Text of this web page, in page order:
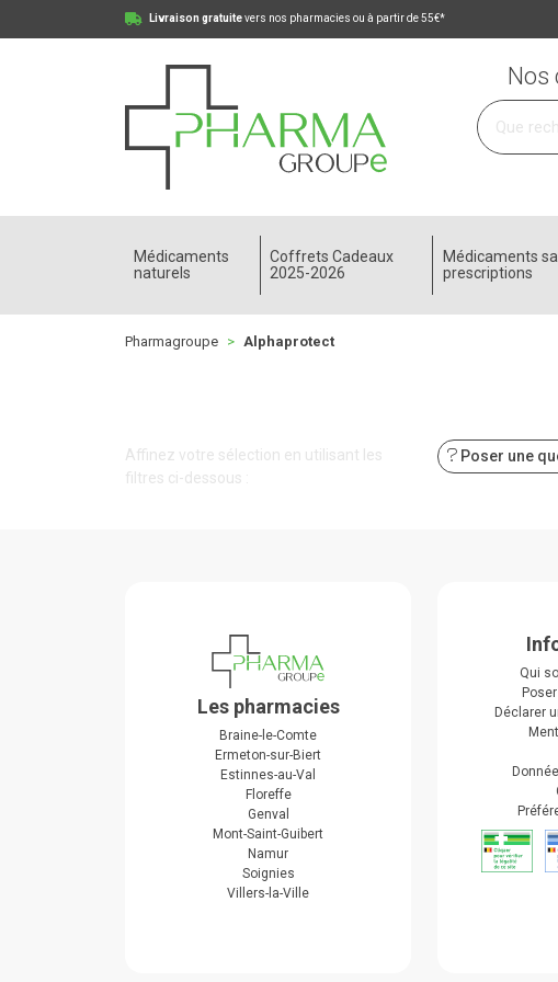
Livraison gratuitevers nos pharmacies ou à partir de 55€*
Pharmagroupe Votre pharmacie en ligne à votre service
Nos
Médicaments
naturels
Coffrets Cadeaux
2025-2026
Médicaments
prescriptions
Pharmagroupe Alphaprotect
Poser une
Affinez votre sélection en utilisant les
filtres ci-dessous :
Les pharmacies
Braine-le-Comte
Ermeton-sur-Biert
Estinnes-au-Val
Floreffe
Genval
Mont-Saint-Guibert
Namur
Soignies
Villers-la-Ville
Qui
Déclarer